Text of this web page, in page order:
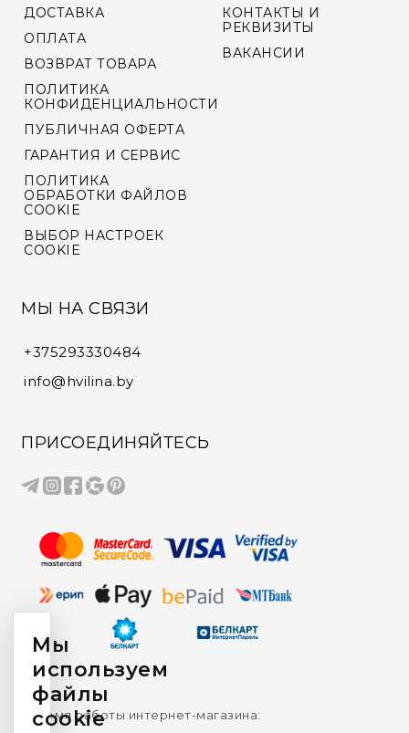
ДОСТАВКА
ОПЛАТА
ВОЗВРАТ ТОВАРА
ПОЛИТИКА
КОНФИДЕНЦИАЛЬНОСТИ
ПУБЛИЧНАЯ ОФЕРТА
ГАРАНТИЯ И СЕРВИС
ПОЛИТИКА
ОБРАБОТКИ ФАЙЛОВ
COOKIE
ВЫБОР НАСТРОЕК
COOKIE
КОНТАКТЫ И
РЕКВИЗИТЫ
ВАКАНСИИ
МЫ НА СВЯЗИ
+375293330484
info@hvilina.by
ПРИСОЕДИНЯЙТЕСЬ
Время работы интернет-магазина:
Мы
используем
файлы
cookie